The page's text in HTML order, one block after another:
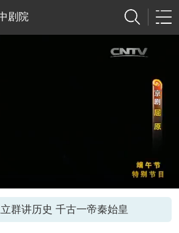
剧院
群讲历史 千古一帝秦始皇